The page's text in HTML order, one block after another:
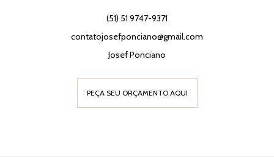
(51) 51 9747-9371
contatojosefponciano@gmail.com
Josef Ponciano
PEÇA SEU ORÇAMENTO AQUI